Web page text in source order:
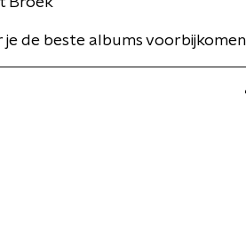
de beste albums